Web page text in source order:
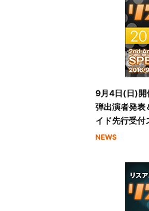
9月4日(日)開
弾出演者発表
イド先行受付
NEWS